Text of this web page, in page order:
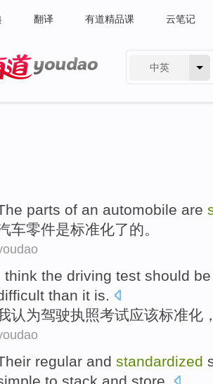
翻译 有道精品课 云笔记
中英
parts of an automobile are
车零件是标准化了的。
think the driving test should be
than it is.
认为驾驶执照考试应该标准化
regular and standardized
to stack and store